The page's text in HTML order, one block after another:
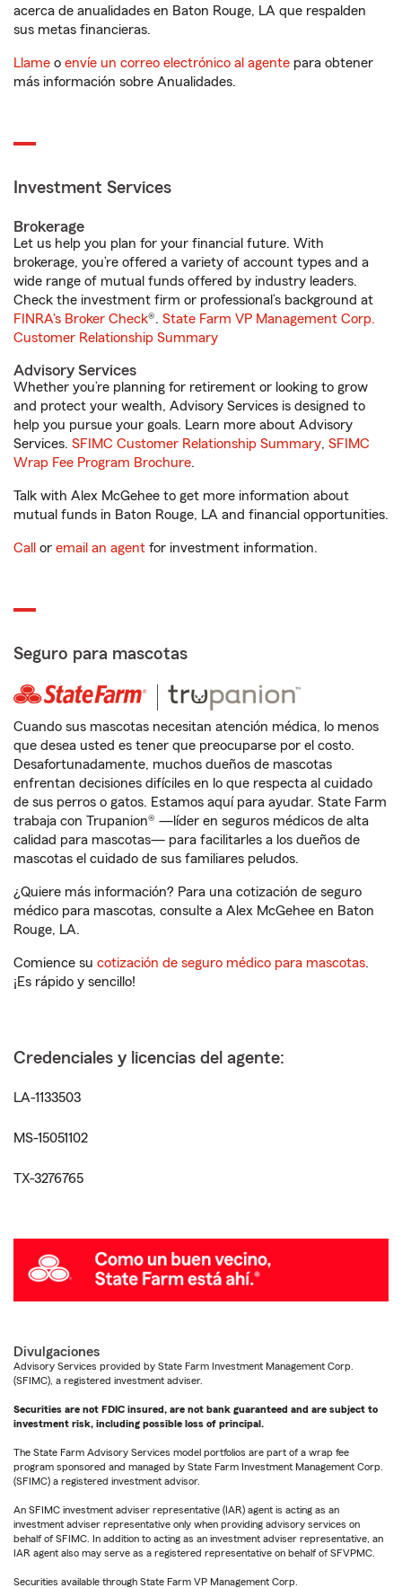
acerca de anualidades en Baton Rouge, LA que respalden
sus metas financieras.
Llame o envíe un correo electrónico al agente para obtener
más información sobre Anualidades.
Investment Services
Brokerage
Let us help you plan for your financial future. With
brokerage, you’re offered a variety of account types and a
wide range of mutual funds offered by industry leaders.
Check the investment firm or professional’s background at
FINRA's Broker Check®. State Farm VP Management Corp.
Customer Relationship Summary
Advisory Services
Whether you’re planning for retirement or looking to grow
and protect your wealth, Advisory Services is designed to
help you pursue your goals. Learn more about Advisory
Services. SFIMC Customer Relationship Summary, SFIMC
Wrap Fee Program Brochure.
Talk with Alex McGehee to get more information about
mutual funds in Baton Rouge, LA and financial opportunities.
Call or email an agent for investment information.
Seguro para mascotas
Cuando sus mascotas necesitan atención médica, lo menos
que desea usted es tener que preocuparse por el costo.
Desafortunadamente, muchos dueños de mascotas
enfrentan decisiones difíciles en lo que respecta al cuidado
de sus perros o gatos. Estamos aquí para ayudar. State Farm
trabaja con Trupanion® —líder en seguros médicos de alta
calidad para mascotas— para facilitarles a los dueños de
mascotas el cuidado de sus familiares peludos.
¿Quiere más información? Para una cotización de seguro
médico para mascotas, consulte a Alex McGehee en Baton
Rouge, LA.
Comience su cotización de seguro médico para mascotas.
¡Es rápido y sencillo!
Credenciales y licencias del agente:
LA-1133503
MS-15051102
TX-3276765
Divulgaciones
Advisory Services provided by State Farm Investment Management Corp.
(SFIMC), a registered investment adviser.
Securities are not FDIC insured, are not bank guaranteed and are subject to
investment risk, including possible loss of principal.
The State Farm Advisory Services model portfolios are part of a wrap fee
program sponsored and managed by State Farm Investment Management Corp.
(SFIMC) a registered investment advisor.
An SFIMC investment adviser representative (IAR) agent is acting as an
investment adviser representative only when providing advisory services on
behalf of SFIMC. In addition to acting as an investment adviser representative, an
IAR agent also may serve as a registered representative on behalf of SFVPMC.
Securities available through State Farm VP Management Corp.